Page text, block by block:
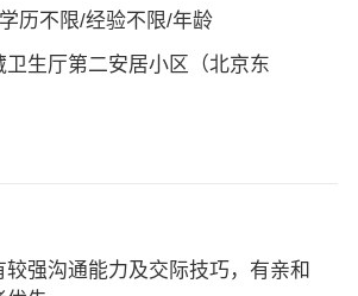
历不限/经验不限/年龄
卫生厅第二安居小区（北京东
强沟通能力及交际技巧，有亲和